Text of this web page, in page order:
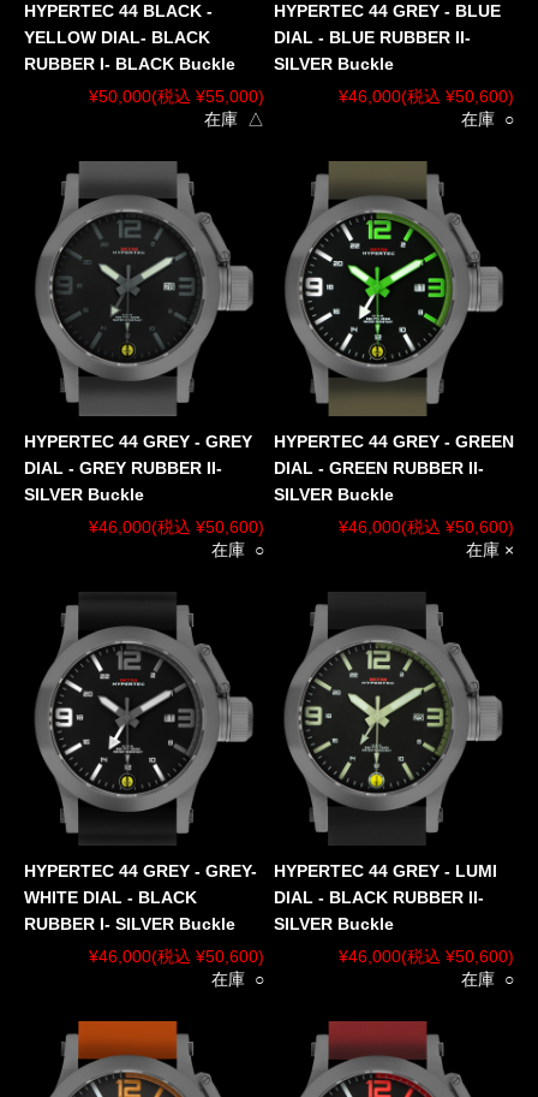
HYPERTEC 44 BLACK -
YELLOW DIAL- BLACK
RUBBER I- BLACK Buckle
¥50,000(税込 ¥55,000)
在庫 △
HYPERTEC 44 GREY - BLUE
DIAL - BLUE RUBBER II-
SILVER Buckle
¥46,000(税込 ¥50,600)
在庫 ○
HYPERTEC 44 GREY - GREY
DIAL - GREY RUBBER II-
SILVER Buckle
¥46,000(税込 ¥50,600)
在庫 ○
HYPERTEC 44 GREY - GREEN
DIAL - GREEN RUBBER II-
SILVER Buckle
¥46,000(税込 ¥50,600)
在庫 ×
HYPERTEC 44 GREY - GREY-
WHITE DIAL - BLACK
RUBBER I- SILVER Buckle
¥46,000(税込 ¥50,600)
在庫 ○
HYPERTEC 44 GREY - LUMI
DIAL - BLACK RUBBER II-
SILVER Buckle
¥46,000(税込 ¥50,600)
在庫 ○